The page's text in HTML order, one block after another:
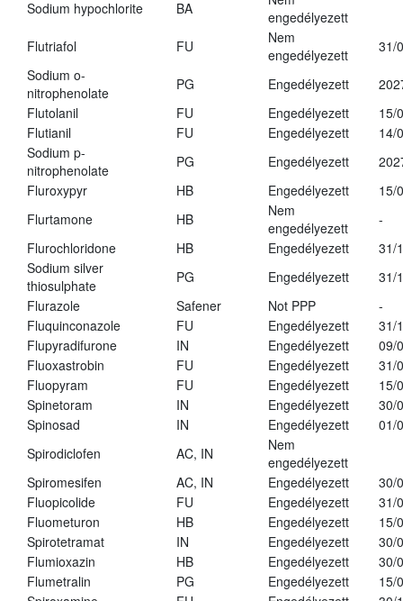
Sodium hypochlorite
BA
engedélyezett
Flutriafol
FU
Nem
engedélyezett
31/
Sodium o-
nitrophenolate
PG Engedélyezett
Flutolanil
FU Engedélyezett
15/
Flutianil
FU Engedélyezett
14/
Sodium p-
nitrophenolate
PG Engedélyezett
Fluroxypyr
HB Engedélyezett
15/
Flurtamone
HB
Nem
engedélyezett
-
Flurochloridone
HB Engedélyezett
31/
Sodium silver
thiosulphate
PG Engedélyezett
31/
Flurazole
Safener Not PPP
-
Fluquinconazole
FU Engedélyezett
31/
Flupyradifurone
IN Engedélyezett
09/
Fluoxastrobin
FU Engedélyezett
31/
Fluopyram
FU Engedélyezett
15/
Spinetoram
IN Engedélyezett
30/
Spinosad
IN Engedélyezett
01/
Spirodiclofen
AC, IN
Nem
engedélyezett
Spiromesifen
AC, IN Engedélyezett
30/
Fluopicolide
FU Engedélyezett
31/
Fluometuron
HB Engedélyezett
15/
Spirotetramat
IN Engedélyezett
30/
Flumioxazin
HB Engedélyezett
30/
Flumetralin
PG Engedélyezett
15/